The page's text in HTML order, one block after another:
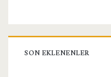
SON EKLENENLER